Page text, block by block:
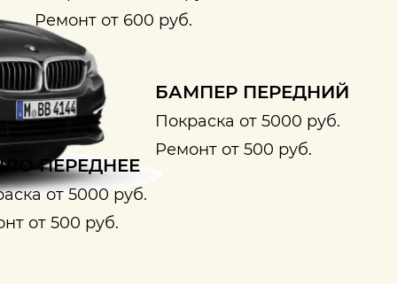
Ремонт от 600 руб.
БАМПЕР ПЕРЕДНИЙ
Покраска от 5000 руб.
Ремонт от 500 руб.
ПЕРЕДНЕЕ
от 5000 руб.
от 500 руб.